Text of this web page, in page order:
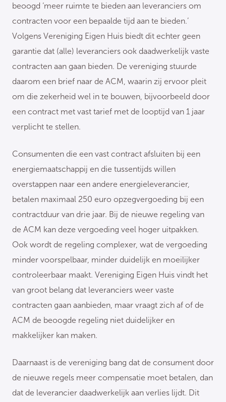
beoogd ‘meer ruimte te bieden aan leveranciers om
contracten voor een bepaalde tijd aan te bieden.’
Volgens Vereniging Eigen Huis biedt dit echter geen
garantie dat (alle) leveranciers ook daadwerkelijk vaste
contracten aan gaan bieden. De vereniging stuurde
daarom een brief naar de ACM, waarin zij ervoor pleit
om die zekerheid wel in te bouwen, bijvoorbeeld door
een contract met vast tarief met de looptijd van 1 jaar
verplicht te stellen.
Consumenten die een vast contract afsluiten bij een
energiemaatschappij en die tussentijds willen
overstappen naar een andere energieleverancier,
betalen maximaal 250 euro opzegvergoeding bij een
contractduur van drie jaar. Bij de nieuwe regeling van
de ACM kan deze vergoeding veel hoger uitpakken.
Ook wordt de regeling complexer, wat de vergoeding
minder voorspelbaar, minder duidelijk en moeilijker
controleerbaar maakt. Vereniging Eigen Huis vindt het
van groot belang dat leveranciers weer vaste
contracten gaan aanbieden, maar vraagt zich af of de
ACM de beoogde regeling niet duidelijker en
makkelijker kan maken.
Daarnaast is de vereniging bang dat de consument door
de nieuwe regels meer compensatie moet betalen, dan
dat de leverancier daadwerkelijk aan verlies lijdt. Dit